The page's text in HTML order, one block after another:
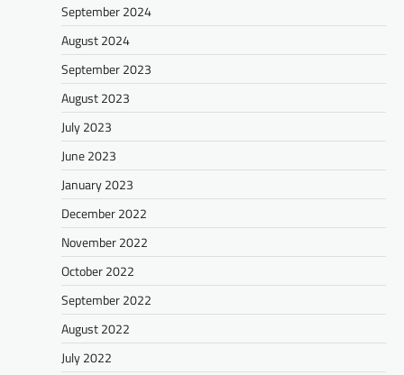
September 2024
August 2024
September 2023
August 2023
July 2023
June 2023
January 2023
December 2022
November 2022
October 2022
September 2022
August 2022
July 2022